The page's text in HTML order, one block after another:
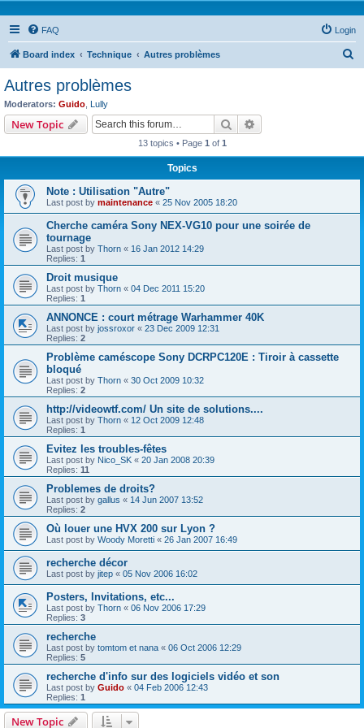
FAQ Login
Board index Technique Autres problèmes
Autres problèmes
Moderators: Guido Lully
New Topic Search
13 topics • Page 1 of 1
Topics
Note : Utilisation "Autre"
Last post by maintenance « 25 Nov 2005 18:20
Cherche caméra Sony NEX-VG10 pour une soirée de
tournage
Last post by Thorn « 16 Jan 2012 14:29
Replies: 1
Droit musique
Last post by Thorn « 04 Dec 2011 15:20
Replies: 1
ANNONCE : court métrage Warhammer 40K
Last post by jossroxor « 23 Dec 2009 12:31
Replies: 2
Problème caméscope Sony DCRPC120E : Tiroir à cassette
bloqué
Last post by Thorn « 30 Oct 2009 10:32
Replies: 2
http://videowtf.com/ Un site de solutions....
Last post by Thorn « 12 Oct 2009 12:48
Replies: 1
Evitez les troubles-fêtes
Last post by Nico_SK « 20 Jan 2008 20:39
Replies: 11
Problemes de droits?
Last post by gallus « 14 Jun 2007 13:52
Replies: 2
Où louer une HVX 200 sur Lyon ?
Last post by Woody Moretti « 26 Jan 2007 16:49
recherche décor
Last post by jitep « 05 Nov 2006 16:02
Posters, Invitations, etc...
Last post by Thorn « 06 Nov 2006 17:29
Replies: 3
recherche
Last post by tomtom et nana « 06 Oct 2006 12:29
Replies: 5
recherche d'info sur des logiciels vidéo et son
Last post by Guido « 04 Feb 2006 12:43
Replies: 1
New Topic